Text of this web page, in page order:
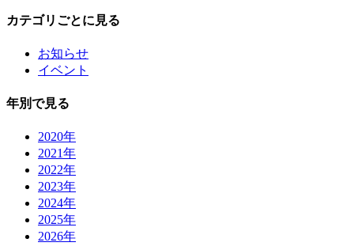
カテゴリごとに見る
お知らせ
イベント
年別で見る
2020年
2021年
2022年
2023年
2024年
2025年
2026年